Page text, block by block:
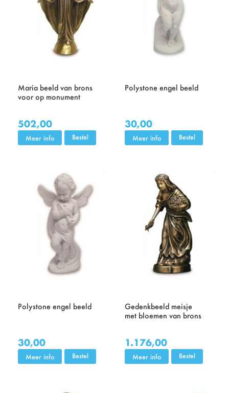
Maria beeld van brons
voor op monument
502,00
Meer info Bestel
Polystone engel beeld
30,00
Meer info Bestel
Polystone engel beeld
30,00
Meer info Bestel
Gedenkbeeld meisje
met bloemen van brons
1.176,00
Meer info Bestel